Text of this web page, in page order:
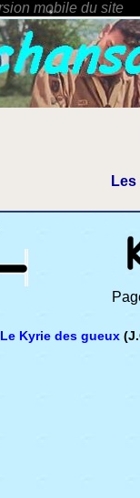
Le Kyrie des gueux